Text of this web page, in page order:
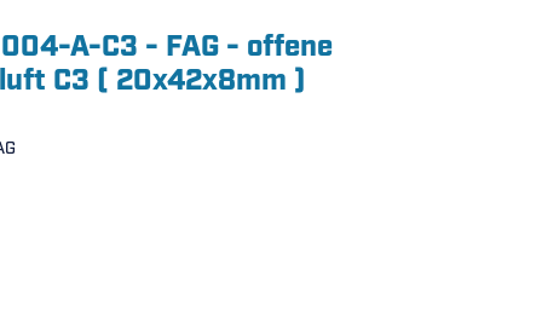
A-C3 - FAG - offene
C3 ( 20x42x8mm )